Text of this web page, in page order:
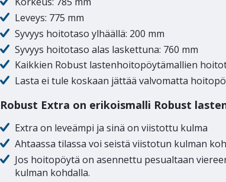
Leveys: 775 mm
Syvyys hoitotaso ylhäällä: 200 mm
Syvyys hoitotaso alas laskettuna: 760 mm
Kaikkien Robust lastenhoitopöytämallien
Lasta ei tule koskaan jättää valvomatta
Robust Extra on erikoismalli Robust
Extra on leveämpi ja sinä on viistottu kulma
Ahtaassa tilassa voi seistä viistotun kulman
Jos hoitopöytä on asennettu pesualtaan
kulman kohdalla.